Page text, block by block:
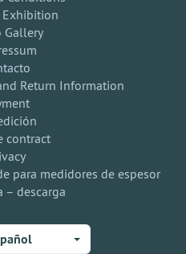
Exhibition
Gallery
Return Information
contract
para medidores de espesor
– descarga